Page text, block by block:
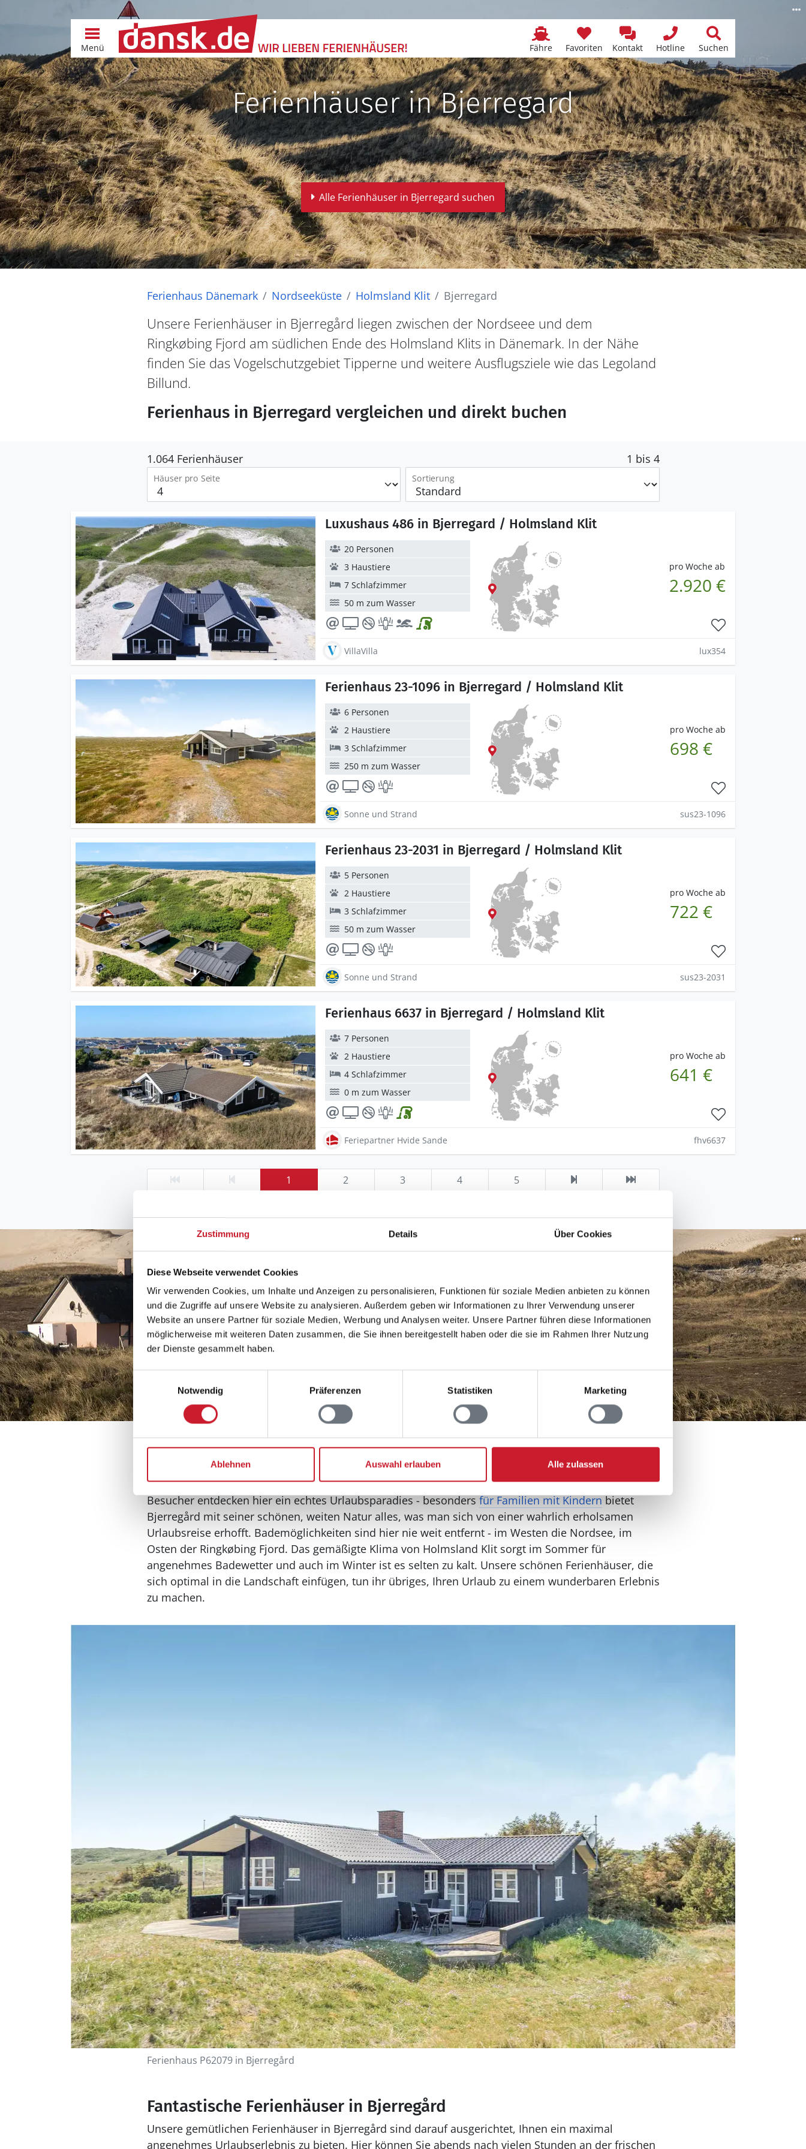
Zustimmung Details Über Cookies
Diese Webseite verwendet Cookies
Wir verwenden Cookies, um Inhalte und Anzeigen zu personalisieren, Funktionen für soziale Medien anbieten zu können
und die Zugriffe auf unsere Website zu analysieren. Außerdem geben wir Informationen zu Ihrer Verwendung unserer
Website an unsere Partner für soziale Medien, Werbung und Analysen weiter. Unsere Partner führen diese Informationen
möglicherweise mit weiteren Daten zusammen, die Sie ihnen bereitgestellt haben oder die sie im Rahmen Ihrer Nutzung
der Dienste gesammelt haben.
Einwilligungsauswahl
Notwendig
Präferenzen Statistiken Marketing
Ablehnen Auswahl erlauben Alle zulassen
Fähre Favoriten Kontakt Hotline Suchen
Menü
Ferienhäuser in Bjerregard
Alle Ferienhäuser in Bjerregard suchen
Ferienhaus Dänemark Nordseeküste Holmsland Klit Bjerregard
Unsere Ferienhäuser in Bjerregård liegen zwischen der Nordseee und dem
Ringkøbing Fjord am südlichen Ende des Holmsland Klits in Dänemark. In der Nähe
finden Sie das Vogelschutzgebiet Tipperne und weitere Ausflugsziele wie das Legoland
Billund.
Ferienhaus in Bjerregard vergleichen und direkt buchen
1.064 Ferienhäuser 1 bis 4
Häuser pro Seite Sortierung
Luxushaus 486 in Bjerregard / Holmsland Klit
pro Woche ab
2.920 €
20 Personen
3 Haustiere
7 Schlafzimmer
50 m zum Wasser
VillaVilla lux354
Ferienhaus 23-1096 in Bjerregard / Holmsland Klit
pro Woche ab
698 €
6 Personen
2 Haustiere
3 Schlafzimmer
250 m zum Wasser
Sonne und Strand sus23-1096
Ferienhaus 23-2031 in Bjerregard / Holmsland Klit
pro Woche ab
722 €
5 Personen
2 Haustiere
3 Schlafzimmer
50 m zum Wasser
Sonne und Strand sus23-2031
Ferienhaus 6637 in Bjerregard / Holmsland Klit
pro Woche ab
641 €
7 Personen
2 Haustiere
4 Schlafzimmer
0 m zum Wasser
Feriepartner Hvide Sande fhv6637
1 2 3 4 5
Ferienhäuser in Bjerregard
Hohe Dünen, Waldgebiete und eine ausgedehnte Heidelandschaft: Das beschriebt das herrliche
Feriengebiet von Bjerregård, gelegen im südlichsten Teil der Nehrung Holmsland Klit in Jütland.
Besucher entdecken hier ein echtes Urlaubsparadies - besondersfür Familien mit Kindernbietet
Bjerregård mit seiner schönen, weiten Natur alles, was man sich von einer wahrlich erholsamen
Urlaubsreise erhofft. Bademöglichkeiten sind hier nie weit entfernt - im Westen die Nordsee, im
Osten der Ringkøbing Fjord. Das gemäßigte Klima von Holmsland Klit sorgt im Sommer für
angenehmes Badewetter und auch im Winter ist es selten zu kalt. Unsere schönen Ferienhäuser, die
sich optimal in die Landschaft einfügen, tun ihr übriges, Ihren Urlaub zu einem wunderbaren Erlebnis
zu machen.
Ferienhaus P62079 in Bjerregård
Fantastische Ferienhäuser in Bjerregård
Unsere gemütlichen Ferienhäuser in Bjerregård sind darauf ausgerichtet, Ihnen ein maximal
angenehmes Urlaubserlebnis zu bieten. Hier können Sie abends nach vielen Stunden an der frischen